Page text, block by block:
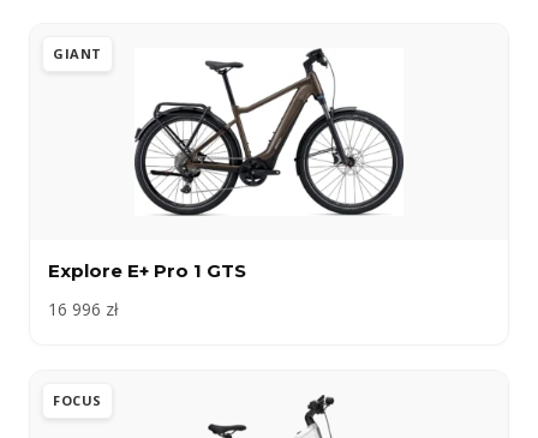
GIANT
Explore E+ Pro 1 GTS
16 996 zł
FOCUS